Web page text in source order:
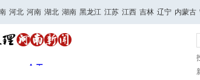
河北 河南 湖北 湖南 黑龙江 江苏 江西 吉林 辽宁 内蒙古